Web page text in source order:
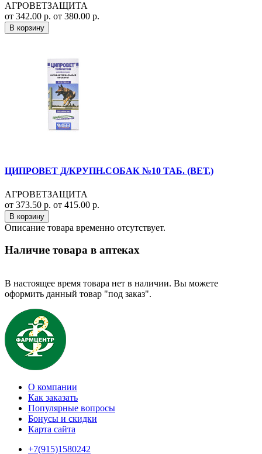
АГРОВЕТЗАЩИТА
от 342.00 р. от 380.00 р.
В корзину
ЦИПРОВЕТ Д/КРУПН.СОБАК №10 ТАБ. (ВЕТ.)
АГРОВЕТЗАЩИТА
от 373.50 р. от 415.00 р.
В корзину
Описание товара временно отсутствует.
Наличие товара в аптеках
В настоящее время товара нет в наличии. Вы можете
оформить данный товар "под заказ".
О компании
Как заказать
Популярные вопросы
Бонусы и скидки
Карта сайта
+7(915)1580242